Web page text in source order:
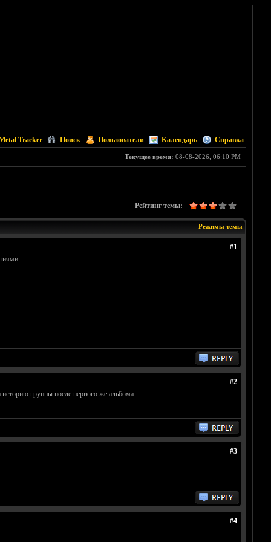
Tracker Поиск Пользователи Календарь Справка
Текущее время: 08-08-2026, 06:10 PM
Рейтинг темы:
Режимы темы
#1
#2
историю группы после первого же альбома
#3
#4